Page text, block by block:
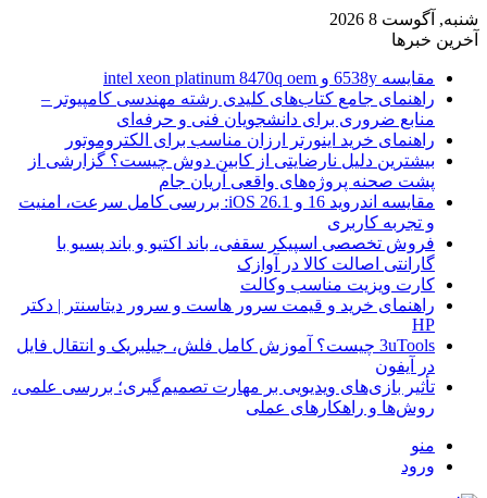
شنبه, آگوست 8 2026
آخرین خبرها
مقایسه 6538y و intel xeon platinum 8470q oem
راهنمای جامع کتاب‌های کلیدی رشته مهندسی کامپیوتر –
منابع ضروری برای دانشجویان فنی و حرفه‌ای
راهنمای خرید اینورتر ارزان مناسب برای الکتروموتور
بیشترین دلیل نارضایتی از کابین دوش چیست؟ گزارشی از
پشت صحنه پروژه‌های واقعی آریان جام
مقایسه اندروید 16 و iOS 26.1: بررسی کامل سرعت، امنیت
و تجربه کاربری
فروش تخصصی اسپیکر سقفی، باند اکتیو و باند پسیو با
گارانتی اصالت کالا در آوازک
کارت ویزیت مناسب وکالت
راهنمای خرید و قیمت سرور هاست و سرور دیتاسنتر | دکتر
HP
3uTools چیست؟ آموزش کامل فلش، جیلبریک و انتقال فایل
در آیفون
تأثیر بازی‌های ویدیویی بر مهارت تصمیم‌گیری؛ بررسی علمی،
روش‌ها و راهکارهای عملی
منو
ورود